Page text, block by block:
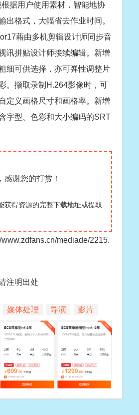
据用户使用素材，智能地协
出格式，大幅省去作业时间。
藉由多机剪辑设计师同步音
讯拼贴设计师接续编辑。新增
细可供选择，亦可弹性调整片
。撷取录制H.264影像时，可
定义画格尺寸和画格率。新增
字型、色彩和大小编码的SRT
感谢您的打赏！
获得资源的完整下载地址或提取
mediade/2215.
注明出处
媒体处理 导演 影片